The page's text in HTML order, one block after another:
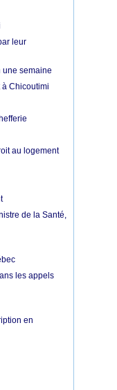
leur
une semaine
Chicoutimi
au logement
de la Santé,
les appels
en